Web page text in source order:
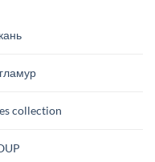
collection